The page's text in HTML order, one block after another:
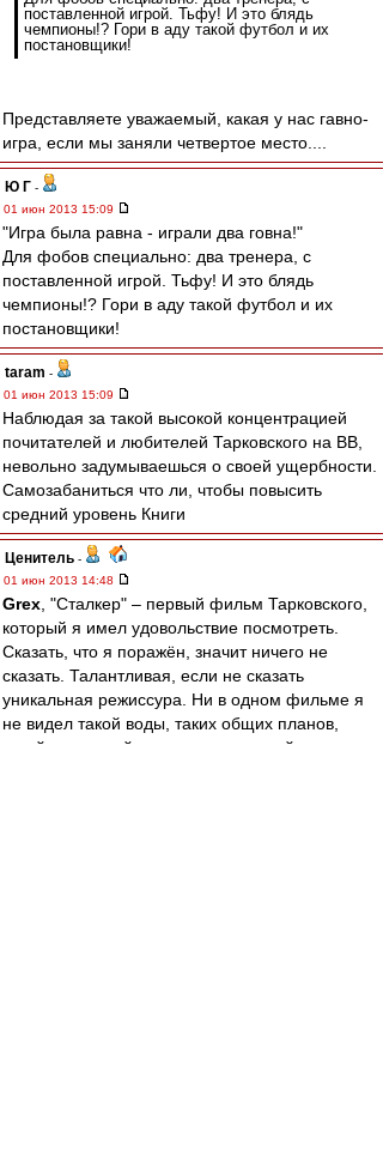
поставленной игрой. Тьфу! И это блядь
чемпионы!? Гори в аду такой футбол и их
постановщики!
Представляете уважаемый, какая у нас гавно-
игра, если мы заняли четвертое место....
Ю Г -
01 июн 2013 15:09
"Игра была равна - играли два говна!"
Для фобов специально: два тренера, с
поставленной игрой. Тьфу! И это блядь
чемпионы!? Гори в аду такой футбол и их
постановщики!
taram -
01 июн 2013 15:09
Наблюдая за такой высокой концентрацией
почитателей и любителей Тарковского на ВВ,
невольно задумываешься о своей ущербности.
Самозабаниться что ли, чтобы повысить
средний уровень Книги
Ценитель -
01 июн 2013 14:48
Grex , "Сталкер" – первый фильм Тарковского,
который я имел удовольствие посмотреть.
Сказать, что я поражён, значит ничего не
сказать. Талантливая, если не сказать
уникальная режиссура. Ни в одном фильме я
не видел такой воды, таких общих планов,
такой целостной картины, созданной с